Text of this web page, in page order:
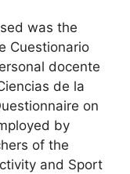
was the
Cuestionario
docente
de la
on
by
of the
and Sport